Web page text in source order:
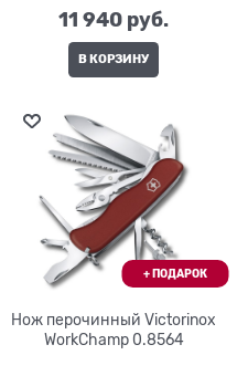
11 940 руб.
В КОРЗИНУ
Нож перочинный Victorinox
WorkChamp 0.8564